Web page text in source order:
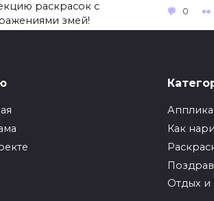
раскрасок с
змей!
0
на тему —
быть
другом?
Как
Отдых и